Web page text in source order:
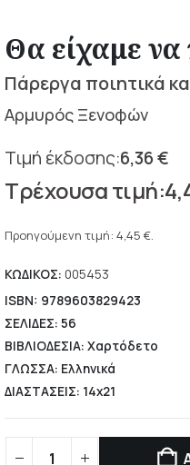
Θα είχαμε
Πάρεργα ποιητικά
Αρμυρός Ξενοφών
6,36€
Original
price
was:
6,36 €.
τρέχουσα
είναι:
4,45 €.
Προηγούμενη τιμή: 4,45 €.
ΚΩΔΙΚΟΣ: 005453
ISBN: 9789603829423
ΣΕΛΙΔΕΣ: 56
ΒΙΒΛΙΟΔΕΣΙΑ: Χαρτόδετο
ΓΛΩΣΣΑ: Ελληνικά
ΔΙΑΣΤΑΣΕΙΣ: 14x21